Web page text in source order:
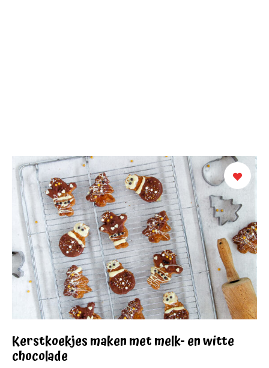
Kerstkoekjes maken met melk- en witte
chocolade